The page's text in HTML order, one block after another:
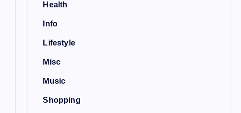
Health
Info
Lifestyle
Misc
Music
Shopping